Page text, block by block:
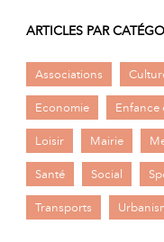
ARTICLES PAR
Associations
Economie Enfance
Loisir Mairie
Santé Social
Transports